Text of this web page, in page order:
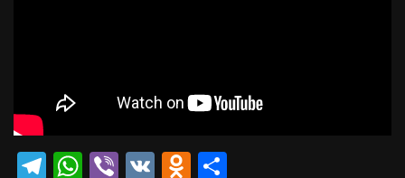
Telegram
WhatsApp
Viber
VK Odnoklassniki